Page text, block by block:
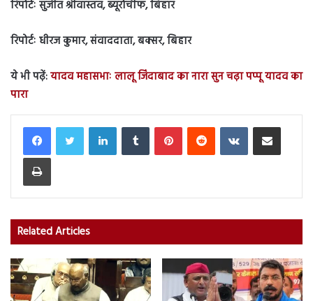
रिपोर्टः सुजीत श्रीवास्तव, ब्यूरोचीफ, बिहार
रिपोर्टः धीरज कुमार, संवाददाता, बक्सर, बिहार
ये भी पढ़ें:यादव महासभाः लालू जिंदाबाद का नारा सुन चढ़ा पप्पू यादव का
पारा
LinkedInTumblr PinterestReddit VKontakteShare via Email
Print
Related Articles